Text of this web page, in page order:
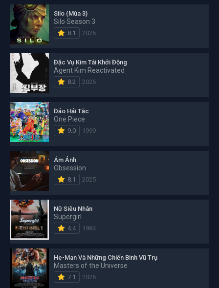
Silo (Mùa 3)
Silo Season 3
8.1 2026
Đặc Vụ Kim Tái Khởi Động
Agent Kim Reactivated
8.2 2026
Đảo Hải Tặc
One Piece
9.0 1999
Ám Ảnh
Obsession
8.1 2025
Nữ Siêu Nhân
Supergirl
4.4 1984
He-Man Và Những Chiến Binh Vũ Trụ
Masters of the Universe
7.1 2026